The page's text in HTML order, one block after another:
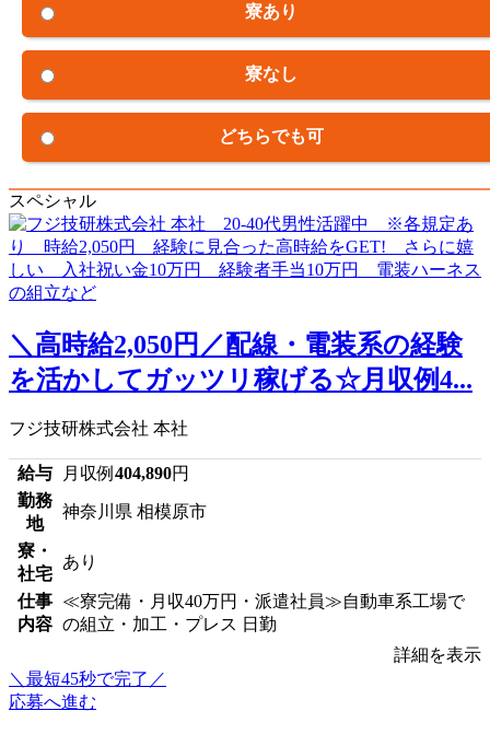
寮あり
寮なし
どちらでも可
スペシャル
＼高時給2,050円／配線・電装系の経験
を活かしてガッツリ稼げる☆月収例4...
フジ技研株式会社 本社
給与 月収例 404,890円
勤務
地
神奈川県 相模原市
寮・
社宅
あり
仕事
内容
≪寮完備・月収40万円・派遣社員≫自動車系工場で
の組立・加工・プレス 日勤
詳細を表示
＼最短45秒で完了／
応募へ進む